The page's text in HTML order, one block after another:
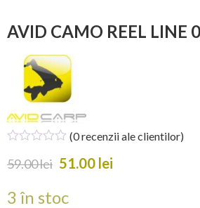
AVID CAMO REEL LINE
(0recenzii ale clientilor)
59.00lei 51.00 lei
3 în stoc